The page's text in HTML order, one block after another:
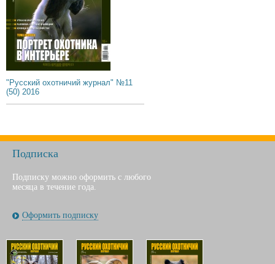
"Русский охотничий журнал" №11
(50) 2016
Подписка
Подписку можно оформить с любого
месяца в течение года.
Оформить подписку